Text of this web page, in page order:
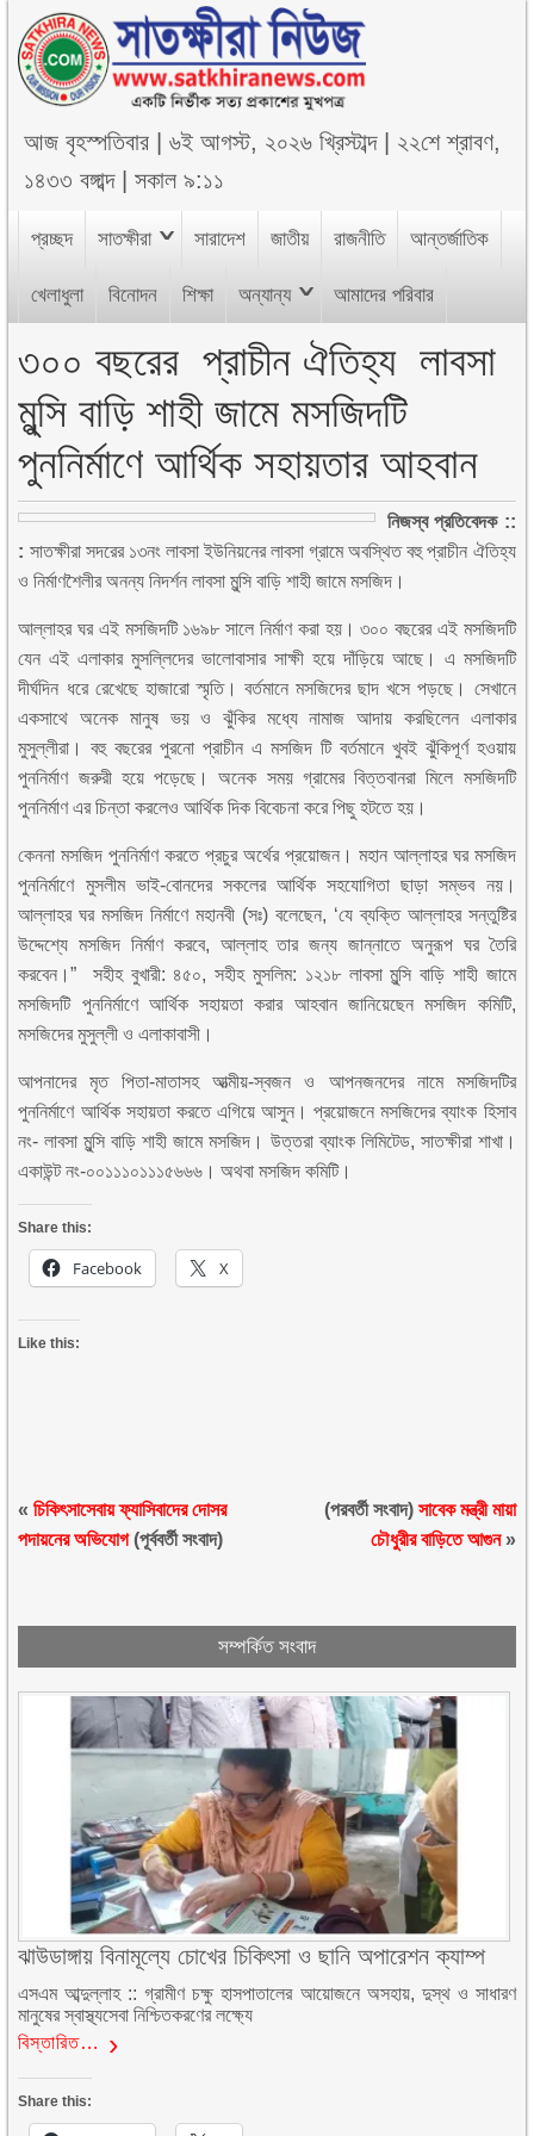
আজবৃহস্পতিবার |৬ই আগস্ট, ২০২৬ খ্রিস্টাব্দ| ২২শে শ্রাবণ,
১৪৩৩ বঙ্গাব্দ|সকাল ৯:১১
প্রচ্ছদ সাতক্ষীরা সারাদেশ জাতীয় রাজনীতি আন্তর্জাতিক
খেলাধুলা বিনোদন শিক্ষা অন্যান্য আমাদের পরিবার
৩০০ বছরের প্রাচীন ঐতিহ্য লাবসা
মুন্সি বাড়ি শাহী জামে মসজিদটি
পুননির্মাণে আর্থিক সহায়তার আহবান
নিজস্ব প্রতিবেদক ::
: সাতক্ষীরা সদরের ১৩নং লাবসা ইউনিয়নের লাবসা গ্রামে অবস্থিত বহু প্রাচীন ঐতিহ্য
ও নির্মাণশৈলীর অনন্য নিদর্শন লাবসা মুন্সি বাড়ি শাহী জামে মসজিদ।
আল্লাহর ঘর এই মসজিদটি ১৬৯৮ সালে নির্মাণ করা হয়। ৩০০ বছরের এই মসজিদটি
যেন এই এলাকার মুসল্লিদের ভালোবাসার সাক্ষী হয়ে দাঁড়িয়ে আছে। এ মসজিদটি
দীর্ঘদিন ধরে রেখেছে হাজারো স্মৃতি। বর্তমানে মসজিদের ছাদ খসে পড়ছে। সেখানে
একসাথে অনেক মানুষ ভয় ও ঝুঁকির মধ্যে নামাজ আদায় করছিলেন এলাকার
মুসুল্লীরা। বহু বছরের পুরনো প্রাচীন এ মসজিদ টি বর্তমানে খুবই ঝুঁকিপূর্ণ হওয়ায়
পুননির্মাণ জরুরী হয়ে পড়েছে। অনেক সময় গ্রামের বিত্তবানরা মিলে মসজিদটি
পুননির্মাণ এর চিন্তা করলেও আর্থিক দিক বিবেচনা করে পিছু হটতে হয়।
কেননা মসজিদ পুননির্মাণ করতে প্রচুর অর্থের প্রয়োজন। মহান আল্লাহর ঘর মসজিদ
পুননির্মাণে মুসলীম ভাই-বোনদের সকলের আর্থিক সহযোগিতা ছাড়া সম্ভব নয়।
আল্লাহর ঘর মসজিদ নির্মাণে মহানবী (সঃ) বলেছেন, ‘যে ব্যক্তি আল্লাহর সন্তুষ্টির
উদ্দেশ্যে মসজিদ নির্মাণ করবে, আল্লাহ তার জন্য জান্নাতে অনুরূপ ঘর তৈরি
করবেন।” সহীহ বুখারী: ৪৫০, সহীহ মুসলিম: ১২১৮ লাবসা মুন্সি বাড়ি শাহী জামে
মসজিদটি পুননির্মাণে আর্থিক সহায়তা করার আহবান জানিয়েছেন মসজিদ কমিটি,
মসজিদের মুসুল্লী ও এলাকাবাসী।
আপনাদের মৃত পিতা-মাতাসহ আত্মীয়-স্বজন ও আপনজনদের নামে মসজিদটির
পুননির্মাণে আর্থিক সহায়তা করতে এগিয়ে আসুন। প্রয়োজনে মসজিদের ব্যাংক হিসাব
নং- লাবসা মুন্সি বাড়ি শাহী জামে মসজিদ। উত্তরা ব্যাংক লিমিটেড, সাতক্ষীরা শাখা।
একাউন্ট নং-০০১১১০১১১৫৬৬৬। অথবা মসজিদ কমিটি।
Share this:
Facebook X
Like this:
«চিকিৎসাসেবায় ফ্যাসিবাদের দোসর
পদায়নের অভিযোগ(পূর্ববর্তী সংবাদ)
(পরবর্তী সংবাদ) সাবেক মন্ত্রী মায়া
চৌধুরীর বাড়িতে আগুন»
সম্পর্কিত সংবাদ
ঝাউডাঙ্গায় বিনামূল্যে চোখের চিকিৎসা ও ছানি অপারেশন ক্যাম্প
এসএম আব্দুল্লাহ :: গ্রামীণ চক্ষু হাসপাতালের আয়োজনে অসহায়, দুস্থ ও সাধারণ
মানুষের স্বাস্থ্যসেবা নিশ্চিতকরণের লক্ষ্যে
বিস্তারিত…
Share this: